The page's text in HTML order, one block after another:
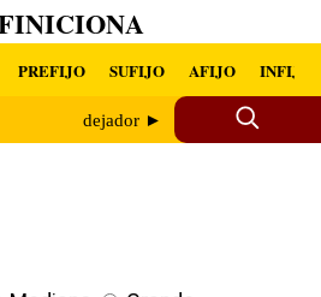
PREFIJO SUFIJO AFIJO INFIJO
dejador ►